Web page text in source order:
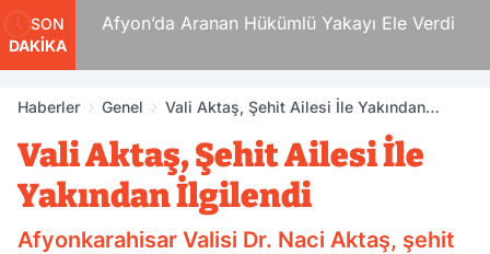
SON
DAKİKA
Afyon’da Aranan Hükümlü Yakayı Ele Verdi
Haberler Genel
Vali Aktaş, Şehit Ailesi İle Yakından
Vali Aktaş, Şehit Ailesi İle
Yakından İlgilendi
Afyonkarahisar Valisi Dr. Naci Aktaş, şehit